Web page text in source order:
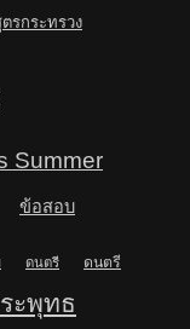
รกระทรวง
Summer
ข้อสอบ
ดนตรี ดนตรี
ะพุทธ